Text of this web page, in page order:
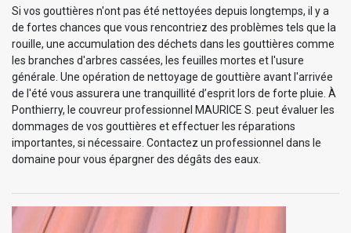
Si vos gouttières n'ont pas été nettoyées depuis longtemps, il y a
de fortes chances que vous rencontriez des problèmes tels que la
rouille, une accumulation des déchets dans les gouttières comme
les branches d'arbres cassées, les feuilles mortes et l'usure
générale. Une opération de nettoyage de gouttière avant l'arrivée
de l'été vous assurera une tranquillité d’esprit lors de forte pluie. À
Ponthierry, le couvreur professionnel MAURICE S. peut évaluer les
dommages de vos gouttières et effectuer les réparations
importantes, si nécessaire. Contactez un professionnel dans le
domaine pour vous épargner des dégâts des eaux.